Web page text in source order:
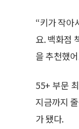
“키가 작아
요. 백화점
을 추천했
55+ 부문
지금까지
가 됐다.